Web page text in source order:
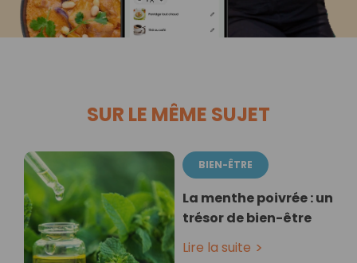
SUR LE MÊME SUJET
BIEN-ÊTRE
La menthe poivrée : un
trésor de bien-être
Lire la suite